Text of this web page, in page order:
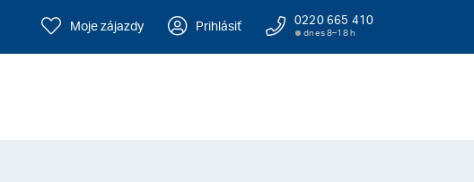
Moje zájazdy Prihlásiť 0220 665 410
dnes 8–18 h